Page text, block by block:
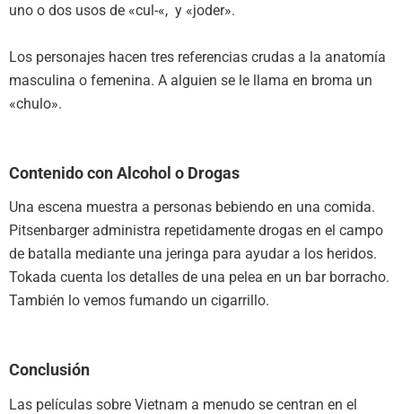
uno o dos usos de «cul-«, y «joder».
Los personajes hacen tres referencias crudas a la anatomía
masculina o femenina. A alguien se le llama en broma un
«chulo».
Contenido con Alcohol o Drogas
Una escena muestra a personas bebiendo en una comida.
Pitsenbarger administra repetidamente drogas en el campo
de batalla mediante una jeringa para ayudar a los heridos.
Tokada cuenta los detalles de una pelea en un bar borracho.
También lo vemos fumando un cigarrillo.
Conclusión
Las películas sobre Vietnam a menudo se centran en el